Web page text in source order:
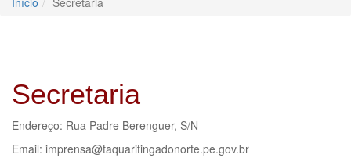
Secretaria
Endereço: Rua Padre Berenguer, S/N
Email: imprensa@taquaritingadonorte.pe.gov.br